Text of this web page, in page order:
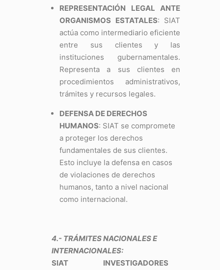
REPRESENTACIÓN LEGAL ANTE
ORGANISMOS ESTATALES: SIAT
actúa como intermediario eficiente
entre sus clientes y las
instituciones gubernamentales.
Representa a sus clientes en
procedimientos administrativos,
trámites y recursos legales.
DEFENSA DE DERECHOS
HUMANOS: SIAT se compromete
a proteger los derechos
fundamentales de sus clientes.
Esto incluye la defensa en casos
de violaciones de derechos
humanos, tanto a nivel nacional
como internacional.
4.- TRÁMITES NACIONALES E
INTERNACIONALES:
SIAT INVESTIGADORES